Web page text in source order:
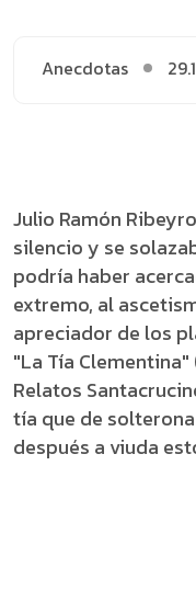
Anecdotas
Julio Ramón
silencio y se
podría haber
extremo, al
apreciador de los
"La Tía
Relatos
tía que de
después a viuda